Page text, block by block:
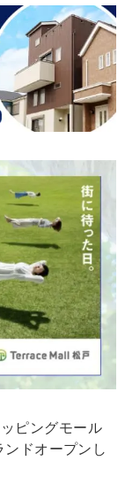
ピングモール
ンドオープンし